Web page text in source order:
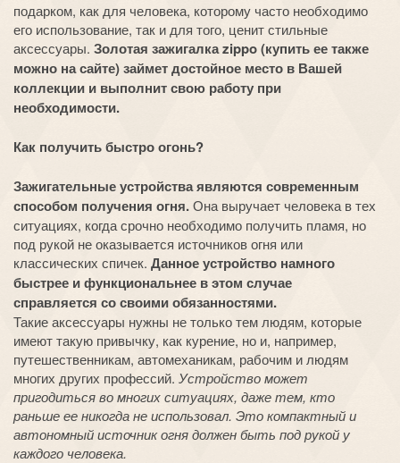
подарком, как для человека, которому часто необходимо
его использование, так и для того, ценит стильные
аксессуары. Золотая зажигалка zippo (купить ее также
можно на сайте) займет достойное место в Вашей
коллекции и выполнит свою работу при
необходимости.
Как получить быстро огонь?
Зажигательные устройства являются современным
способом получения огня.Она выручает человека в тех
ситуациях, когда срочно необходимо получить пламя, но
под рукой не оказывается источников огня или
классических спичек. Данное устройство намного
быстрее и функциональнее в этом случае
справляется со своими обязанностями.
Такие аксессуары нужны не только тем людям, которые
имеют такую привычку, как курение, но и, например,
путешественникам, автомеханикам, рабочим и людям
многих других профессий. Устройство может
пригодиться во многих ситуациях, даже тем, кто
раньше ее никогда не использовал. Это компактный и
автономный источник огня должен быть под рукой у
каждого человека.